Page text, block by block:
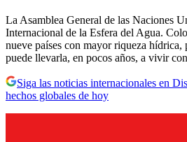
La Asamblea General de las Naciones
Internacional de la Esfera del Agua.
nueve países con mayor riqueza hídrica,
puede llevarla, en pocos años, a vivir
Siga las noticias internacionales en
hechos globales de hoy